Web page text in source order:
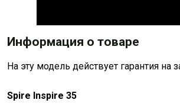
Информация о товаре
На эту модель действует гарантия на
Spire Inspire 35